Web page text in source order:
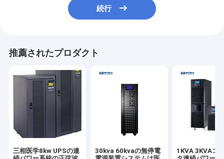
続行
推薦されたプロダクト
三相医学8kw UPSの連
30kva 60kvaの無停電
1KVA 3KVAコ